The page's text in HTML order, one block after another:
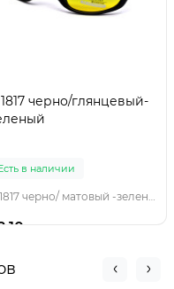
черно/глянцевый-
в наличии
P 1817 черно/ матовый -зеленый